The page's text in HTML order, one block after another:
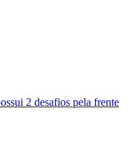
2 desafios pela frente